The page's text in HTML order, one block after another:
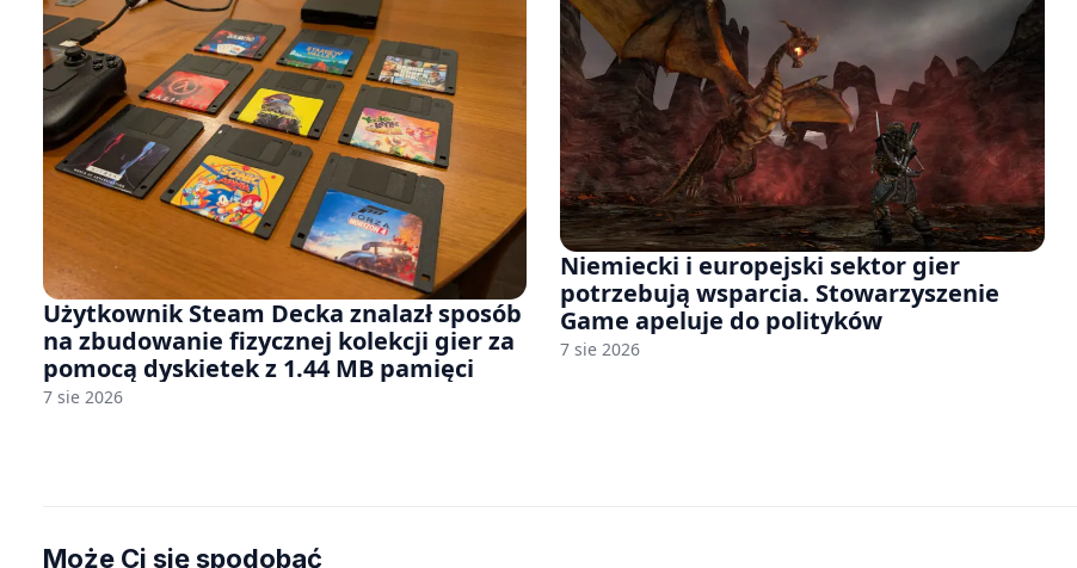
Użytkownik Steam Decka znalazł sposób
na zbudowanie fizycznej kolekcji gier za
pomocą dyskietek z 1.44 MB pamięci
7 sie 2026
Niemiecki i europejski sektor gier
potrzebują wsparcia. Stowarzyszenie
Game apeluje do polityków
7 sie 2026
Może Ci się spodobać